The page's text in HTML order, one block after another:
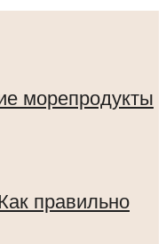
морепродукты
правильно